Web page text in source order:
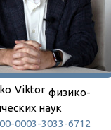
Viktor физико-
наук
0003-3033-6712